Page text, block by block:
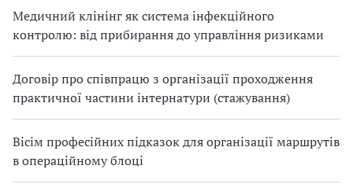
Медичний клінінг як система інфекційного
контролю: від прибирання до управління ризиками
Договір про співпрацю з організації проходження
практичної частини інтернатури (стажування)
Вісім професійних підказок для організації маршрутів
в операційному блоці